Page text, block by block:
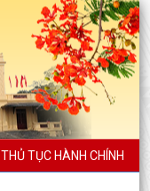
THỦ TỤC HÀNH CHÍNH